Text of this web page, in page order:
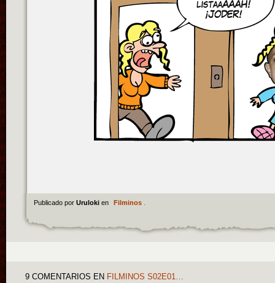
Publicado por Uruloki en Filminos.
9 COMENTARIOS EN FILMINOS S02E01…